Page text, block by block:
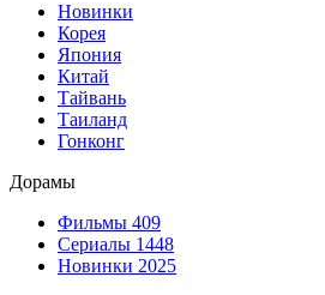
Новинки
Корея
Япония
Китай
Тайвань
Таиланд
Гонконг
Дорамы
Фильмы 409
Сериалы 1448
Новинки 2025